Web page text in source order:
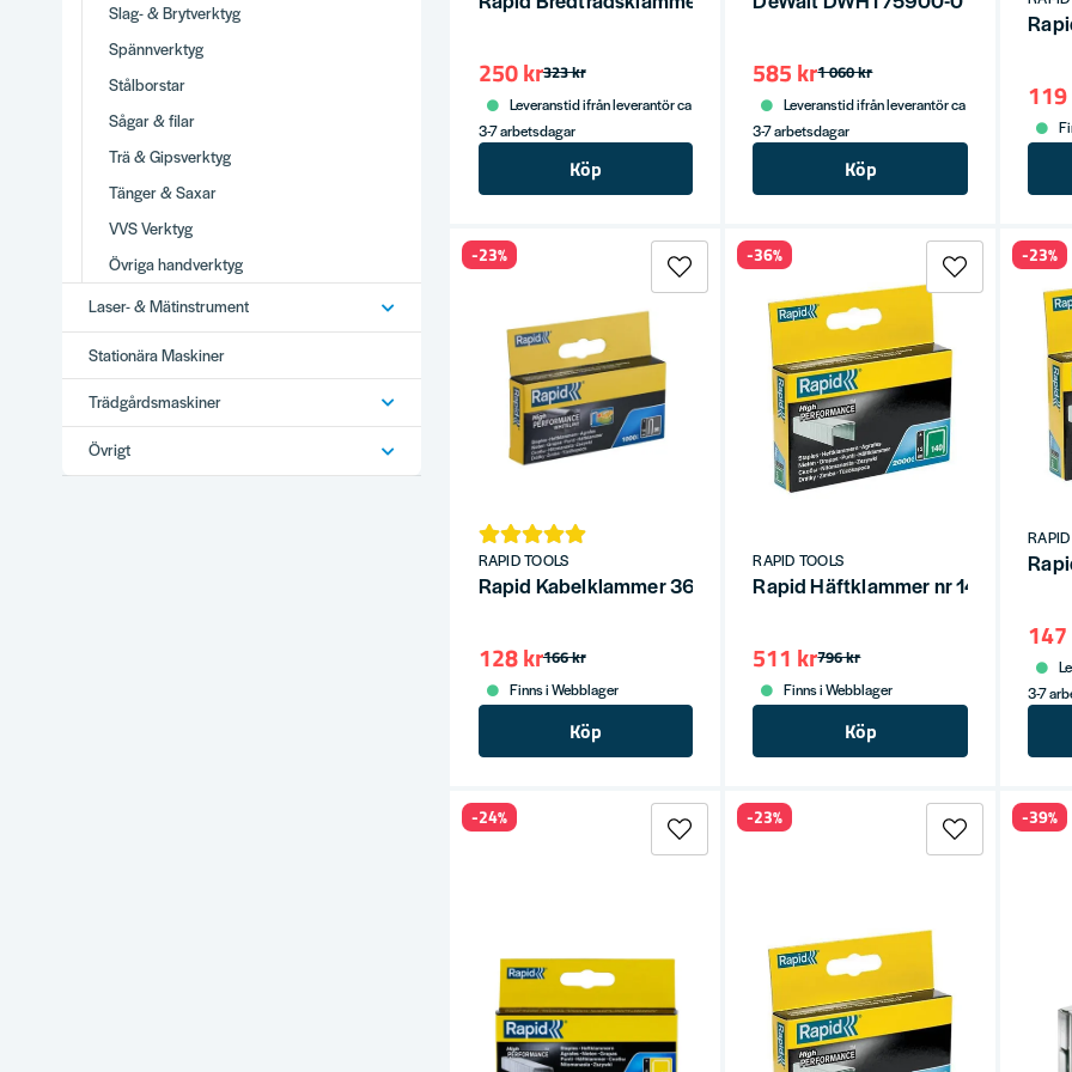
Slag- & Brytverktyg
Spännverktyg
Stålborstar
Sågar & filar
Trä & Gipsverktyg
Tänger & Saxar
VVS Verktyg
Övriga handverktyg
Laser- & Mätinstrument
Stationära Maskiner
Trädgårdsmaskiner
Övrigt
323 kr
250 kr
Leveranstid ifrån leverantör ca
3-7 arbetsdagar
Köp
1 060 kr
585 kr
Leveranstid ifrån leverantör ca
3-7 arbetsdagar
Köp
RAPID TOOLS
Rapid Kabelklammer 36/14DP Galvad Vit (1000st)
166 kr
128 kr
Finns i Webblager
Köp
-23%
RAPID TOOLS
Rapid Häftklammer nr 140 10mm
796 kr
511 kr
Finns i Webblager
Köp
-36%
3-7
-23%
-24% -23% -39%